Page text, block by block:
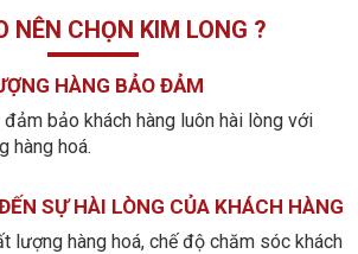
NÊN CHỌN KIM LONG ?
HÀNG BẢO ĐẢM
đảm bảo khách hàng luôn hài lòng với
hàng hoá.
SỰ HÀI LÒNG CỦA KHÁCH HÀNG
lượng hàng hoá, chế độ chăm sóc khách